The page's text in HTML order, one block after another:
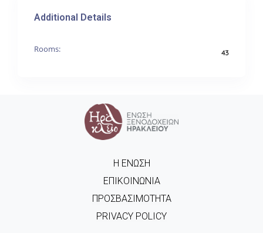
Additional Details
Rooms: 43
Η ΈΝΩΣΗ
ΕΠΙΚΟΙΝΩΝΊΑ
ΠΡΟΣΒΑΣΙΜΌΤΗΤΑ
PRIVACY POLICY